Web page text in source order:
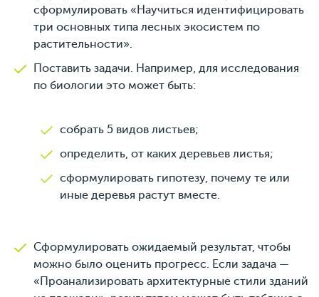
сформулировать «Научиться идентифицировать
три основных типа лесных экосистем по
растительности».
Поставить задачи. Например, для исследования
по биологии это может быть:
собрать 5 видов листьев;
определить, от каких деревьев листья;
сформулировать гипотезу, почему те или
иные деревья растут вместе.
Сформулировать ожидаемый результат, чтобы
можно было оценить прогресс. Если задача —
«Проанализировать архитектурные стили зданий